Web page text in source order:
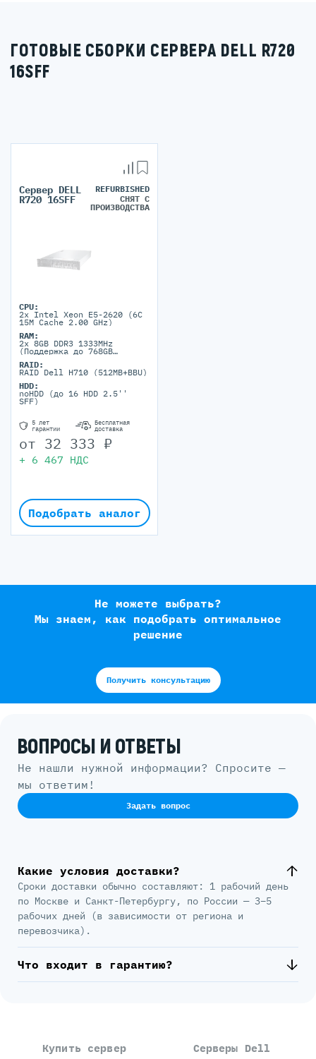
ГОТОВЫЕ СБОРКИ СЕРВЕРА DELL R720
16SFF
Сервер DELL
R720 16SFF
REFURBISHED
СНЯТ С
ПРОИЗВОДСТВА
CPU:
2x Intel Xeon E5-2620 (6C
15M Cache 2.00 GHz)
RAM:
2x 8GB DDR3 1333MHz
(Поддержка до 768GB
портов)
RAID:
RAID Dell H710 (512MB+BBU)
HDD:
noHDD (до 16 HDD 2.5''
SFF)
5 лет
гарантии
Бесплатная
доставка
от 32 333 ₽
+ 6 467 НДС
Подобрать аналог
Не можете выбрать?
Мы знаем, как подобрать оптимальное
решение
Получить консультацию
ВОПРОСЫ И ОТВЕТЫ
Не нашли нужной информации? Спросите —
мы ответим!
Задать вопрос
Какие условия доставки?
Сроки доставки обычно составляют: 1 рабочий день
по Москве и Санкт-Петербургу, по России — 3–5
рабочих дней (в зависимости от региона и
перевозчика).
Что входит в гарантию?
Купить сервер
Серверы Dell